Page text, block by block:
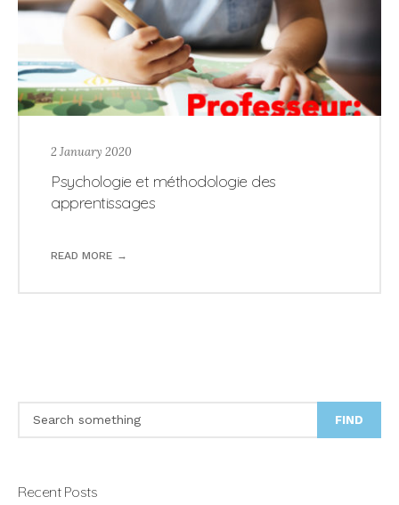
2 January 2020
Psychologie et méthodologie des
apprentissages
READ MORE
FIND
Recent Posts